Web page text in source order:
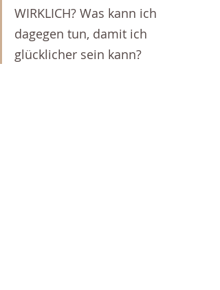
WIRKLICH? Was kann ich
dagegen tun, damit ich
glücklicher sein kann?